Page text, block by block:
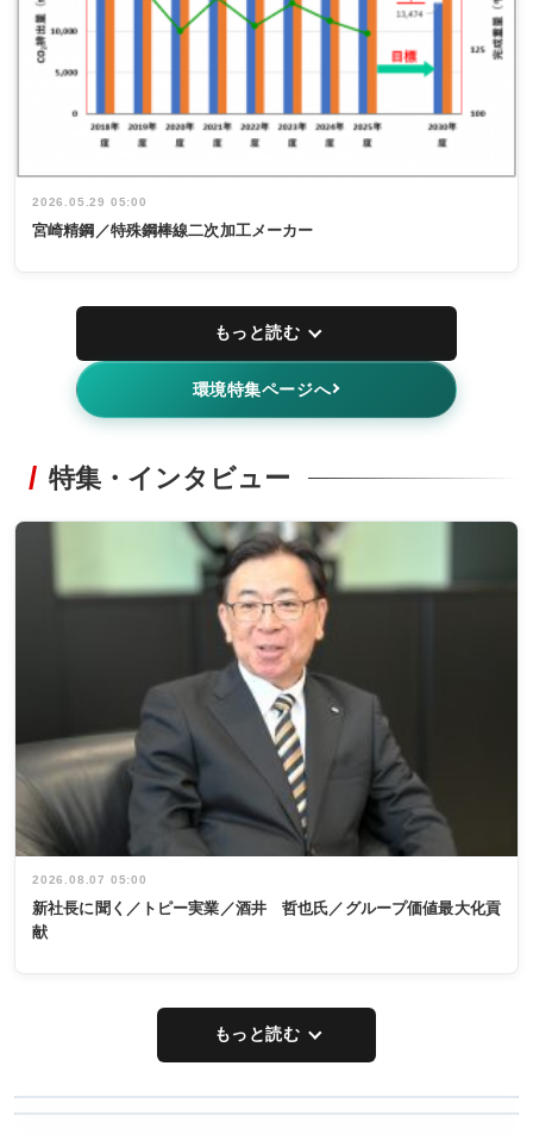
2026.05.29 05:00
宮崎精鋼／特殊鋼棒線二次加工メーカー
もっと読む
環境特集ページへ
特集・インタビュー
2026.08.07 05:00
新社長に聞く／トピー実業／酒井 哲也氏／グループ価値最大化貢
献
もっと読む